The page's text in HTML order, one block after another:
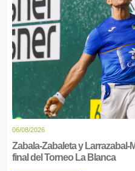
06/08/2026
Zabala-Zabaleta y Larrazabal-
final del Torneo La Blanca